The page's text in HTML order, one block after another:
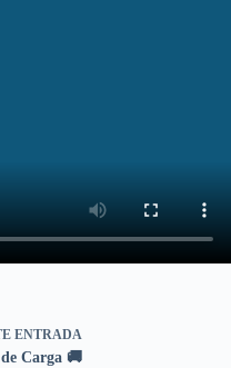
ENTRADA
Carga 🚚